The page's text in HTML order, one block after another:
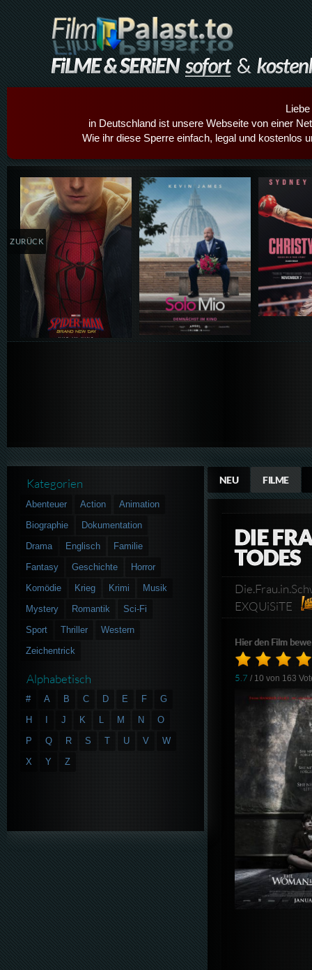
in Deutschland ist unsere Webseite von einer
Wie ihr diese Sperre einfach, legal und kostenlos
Details,Play Details,Play
ZURÜCK
NEU FILME
DIE
TODES
EXQUiSiTE
Hier den Film
5.7 / 10 von 163
Kategorien
Abenteuer Action
Animation
Biographie
Dokumentation
Drama
Englisch
Familie
Fantasy
Geschichte
Horror
Komödie
Krieg Krimi
Musik
Mystery
Romantik
Sci-Fi
Sport
Thriller
Western
Zeichentrick
Alphabetisch
# A B C D E F
G
H
J K L M N
O
P
Q R S T U V
W
X
Y Z